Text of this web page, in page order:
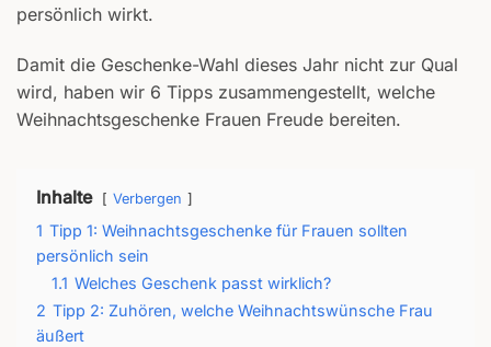
persönlich wirkt.
Damit die Geschenke-Wahl dieses Jahr nicht zur Qual
wird, haben wir 6 Tipps zusammengestellt, welche
Weihnachtsgeschenke Frauen Freude bereiten.
Inhalte Verbergen
1 Tipp 1: Weihnachtsgeschenke für Frauen sollten
persönlich sein
1.1 Welches Geschenk passt wirklich?
2 Tipp 2: Zuhören, welche Weihnachtswünsche Frau
äußert